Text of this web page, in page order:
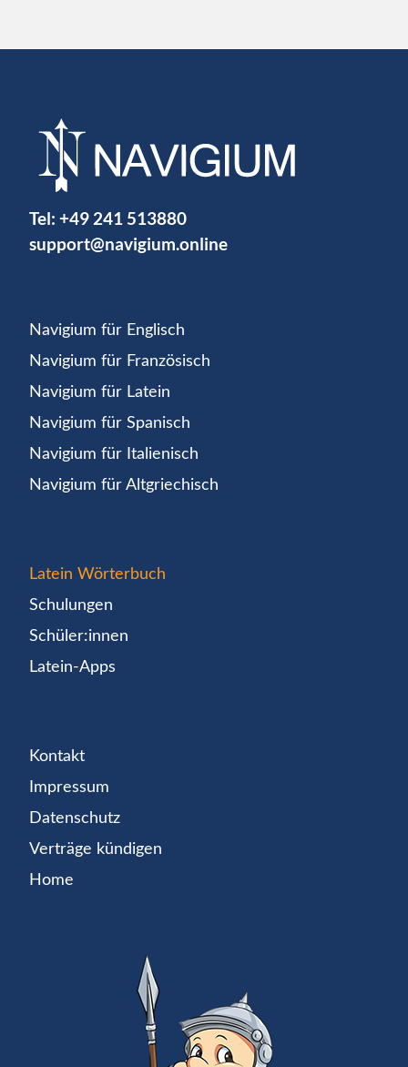
Tel: +49 241 513880
support@navigium.online
Navigium für Englisch
Navigium für Französisch
Navigium für Latein
Navigium für Spanisch
Navigium für Italienisch
Navigium für Altgriechisch
Latein Wörterbuch
Schulungen
Schüler:innen
Latein-Apps
Kontakt
Impressum
Datenschutz
Verträge kündigen
Home